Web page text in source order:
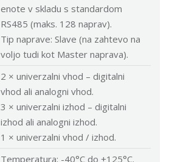
enote v skladu s standardom
RS485 (maks. 128 naprav).
Tip naprave: Slave (na zahtevo na
voljo tudi kot Master naprava).
2 × univerzalni vhod – digitalni
vhod ali analogni vhod.
3 × univerzalni izhod – digitalni
izhod ali analogni izhod.
1 × univerzalni vhod / izhod.
Temperatura: -40°C do +125°C.